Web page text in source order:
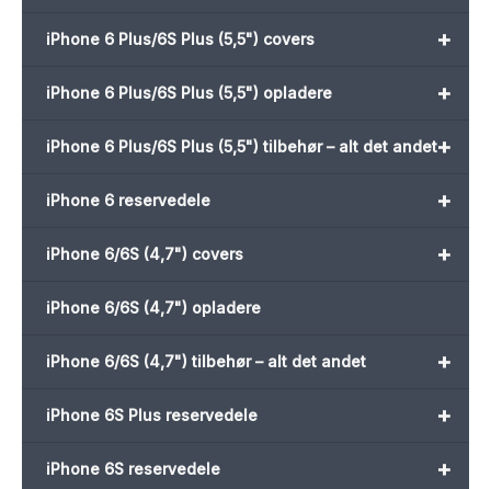
+
iPhone 6 Plus/6S Plus (5,5") covers
+
iPhone 6 Plus/6S Plus (5,5") opladere
+
iPhone 6 Plus/6S Plus (5,5") tilbehør – alt det andet
+
iPhone 6 reservedele
+
iPhone 6/6S (4,7") covers
iPhone 6/6S (4,7") opladere
+
iPhone 6/6S (4,7") tilbehør – alt det andet
+
iPhone 6S Plus reservedele
+
iPhone 6S reservedele